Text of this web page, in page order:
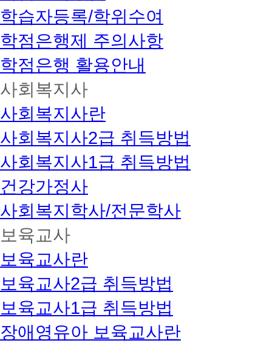
학습자등록/학위수여
학점은행제 주의사항
학점은행 활용안내
사회복지사
사회복지사란
사회복지사2급 취득방법
사회복지사1급 취득방법
건강가정사
사회복지학사/전문학사
보육교사
보육교사란
보육교사2급 취득방법
보육교사1급 취득방법
장애영유아 보육교사란